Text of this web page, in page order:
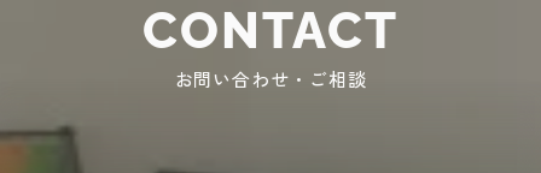
CONTACT
お問い合わせ・ご相談